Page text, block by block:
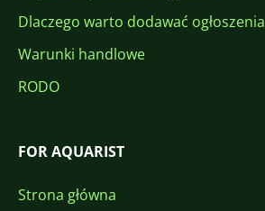
Dlaczego warto dodawać ogłoszenia
Warunki handlowe
RODO
FOR AQUARIST
Strona główna